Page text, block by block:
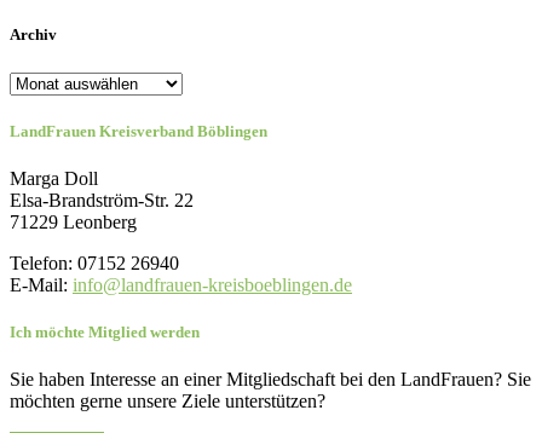
Archiv
Archiv
LandFrauen Kreisverband Böblingen
Marga Doll
Elsa-Brandström-Str. 22
71229 Leonberg
Telefon: 07152 26940
E-Mail: info@landfrauen-kreisboeblingen.de
Ich möchte Mitglied werden
Sie haben Interesse an einer Mitgliedschaft bei den LandFrauen? Sie
möchten gerne unsere Ziele unterstützen?